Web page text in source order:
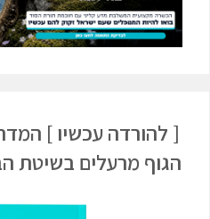
[ להורדה עכשיו ]
הגוף מרעלים בשיטת